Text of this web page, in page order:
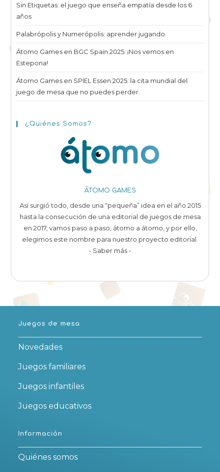
Sin Etiquetas: el juego que enseña empatía desde los 6
años
Palabrópolis y Numerópolis: aprender jugando.
Átomo Games en BGC Spain 2025: ¡Nos vemos en
Estepona!
Átomo Games en SPIEL Essen 2025: la cita mundial del
juego de mesa que no puedes perder.
¿Quiénes Somos?
ÁTOMO GAMES
Así surgió todo, desde una “pequeña” idea en el año 2015
hasta la consecución de una editorial de juegos de mesa
en 2017, vamos paso a paso, átomo a átomo, y por ello,
elegimos este nombre para nuestro proyecto editorial.
- Saber más -
Juegos de mesa
Novedades
Juegos familiares
Juegos infantiles
Juegos educativos
Información
Quiénes somos